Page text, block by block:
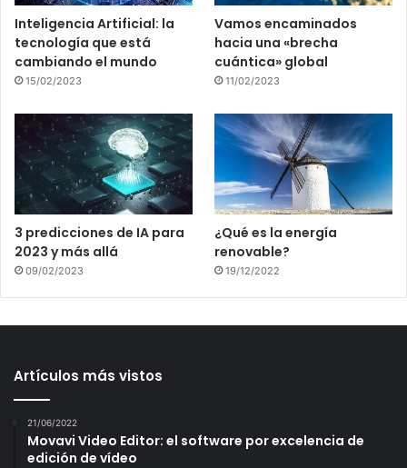
Inteligencia Artificial: la
tecnología que está
cambiando el mundo
15/02/2023
Vamos encaminados
hacia una «brecha
cuántica» global
11/02/2023
3 predicciones de IA para
2023 y más allá
09/02/2023
¿Qué es la energía
renovable?
19/12/2022
Artículos más vistos
21/06/2022
Movavi Video Editor: el software por excelencia de
edición de vídeo